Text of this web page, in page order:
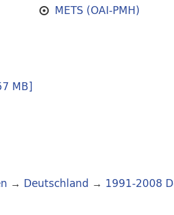
METS (OAI-PMH)
MB]
→ Deutschland → 1991-2008